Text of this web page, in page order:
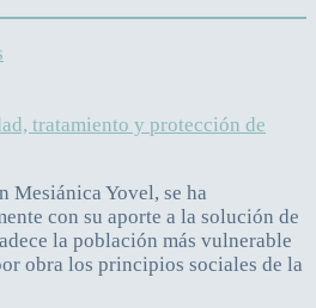
tratamiento y protección de
Mesiánica Yovel, se ha
con su aporte a la solución de
la población más vulnerable
obra los principios sociales de la